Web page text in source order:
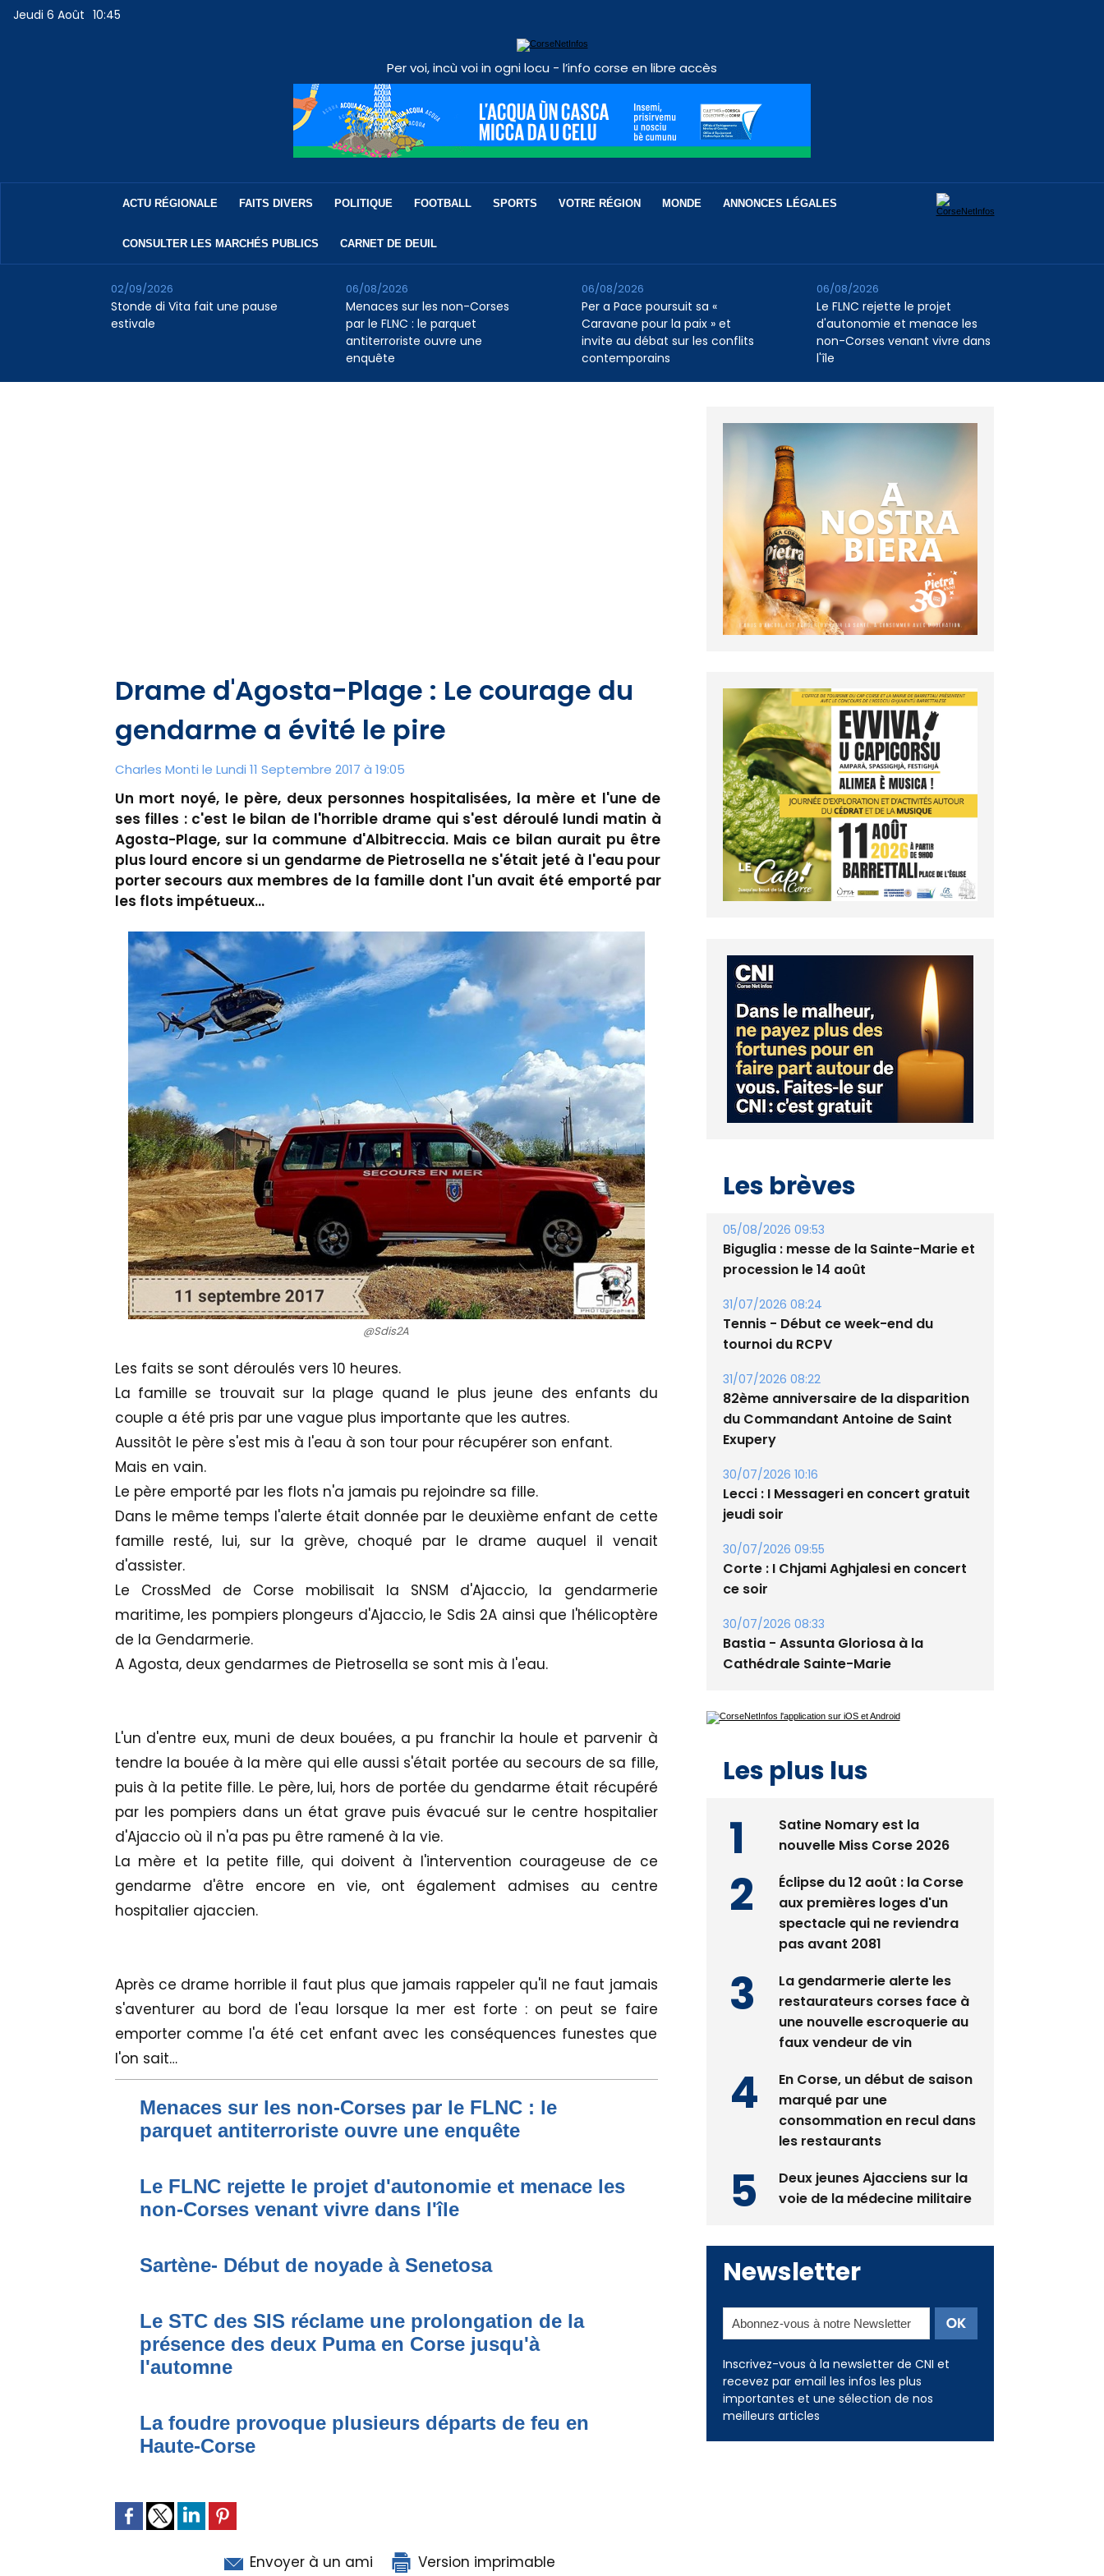
Jeudi 6 Août 10:45
Per voi, incù voi in ogni locu - l’info corse en libre accès
ACTU RÉGIONALE FAITS DIVERS POLITIQUE FOOTBALL SPORTS VOTRE RÉGION MONDE ANNONCES LÉGALES
CONSULTER LES MARCHÉS PUBLICS CARNET DE DEUIL
Stonde di Vita fait une pause
estivale
02/09/2026
Menaces sur les non-Corses
par le FLNC : le parquet
antiterroriste ouvre une
enquête
06/08/2026
Per a Pace poursuit sa «
Caravane pour la paix » et
invite au débat sur les conflits
contemporains
06/08/2026
Le FLNC rejette le projet
d'autonomie et menace les
non-Corses venant vivre dans
l'île
06/08/2026
Drame d'Agosta-Plage : Le courage du
gendarme a évité le pire
Charles Monti le Lundi 11 Septembre 2017 à 19:05
Un mort noyé, le père, deux personnes hospitalisées, la mère et l'une de
ses filles : c'est le bilan de l'horrible drame qui s'est déroulé lundi matin à
Agosta-Plage, sur la commune d'Albitreccia. Mais ce bilan aurait pu être
plus lourd encore si un gendarme de Pietrosella ne s'était jeté à l'eau pour
porter secours aux membres de la famille dont l'un avait été emporté par
les flots impétueux...
@Sdis2A
Les faits se sont déroulés vers 10 heures.
La famille se trouvait sur la plage quand le plus jeune des enfants du
couple a été pris par une vague plus importante que les autres.
Aussitôt le père s'est mis à l'eau à son tour pour récupérer son enfant.
Mais en vain.
Le père emporté par les flots n'a jamais pu rejoindre sa fille.
Dans le même temps l'alerte était donnée par le deuxième enfant de cette
famille resté, lui, sur la grève, choqué par le drame auquel il venait
d'assister.
Le CrossMed de Corse mobilisait la SNSM d'Ajaccio, la gendarmerie
maritime, les pompiers plongeurs d'Ajaccio, le Sdis 2A ainsi que l'hélicoptère
de la Gendarmerie.
A Agosta, deux gendarmes de Pietrosella se sont mis à l'eau.
L'un d'entre eux, muni de deux bouées, a pu franchir la houle et parvenir à
tendre la bouée à la mère qui elle aussi s'était portée au secours de sa fille,
puis à la petite fille. Le père, lui, hors de portée du gendarme était récupéré
par les pompiers dans un état grave puis évacué sur le centre hospitalier
d'Ajaccio où il n'a pas pu être ramené à la vie.
La mère et la petite fille, qui doivent à l'intervention courageuse de ce
gendarme d'être encore en vie, ont également admises au centre
hospitalier ajaccien.
Après ce drame horrible il faut plus que jamais rappeler qu'il ne faut jamais
s'aventurer au bord de l'eau lorsque la mer est forte : on peut se faire
emporter comme l'a été cet enfant avec les conséquences funestes que
l'on sait…
Menaces sur les non-Corses par le FLNC : le
parquet antiterroriste ouvre une enquête
Le FLNC rejette le projet d'autonomie et menace les
non-Corses venant vivre dans l'île
Sartène- Début de noyade à Senetosa
Le STC des SIS réclame une prolongation de la
présence des deux Puma en Corse jusqu'à
l'automne
La foudre provoque plusieurs départs de feu en
Haute-Corse
Envoyer à un ami Version imprimable
Les brèves
05/08/2026 09:53
procession le 14 août
31/07/2026 08:24
tournoi du RCPV
31/07/2026 08:22
82ème anniversaire de la disparition
Exupery
30/07/2026 10:16
jeudi soir
30/07/2026 09:55
ce soir
30/07/2026 08:33
nouvelle Miss Corse 2026
Éclipse du 12 août : la Corse
aux premières loges d'un
pas avant 2081
La gendarmerie alerte les
restaurateurs corses face à
faux vendeur de vin
En Corse, un début de saison
marqué par une
les restaurants
Newsletter
Inscrivez-vous à la newsletter de CNI et
recevez par email les infos les plus